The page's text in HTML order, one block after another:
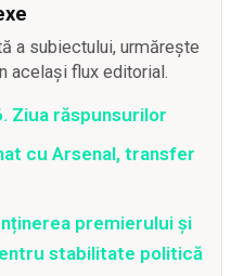
a subiectului, urmărește
același flux editorial.
Ziua răspunsurilor
cu Arsenal, transfer
premierului și
stabilitate politică